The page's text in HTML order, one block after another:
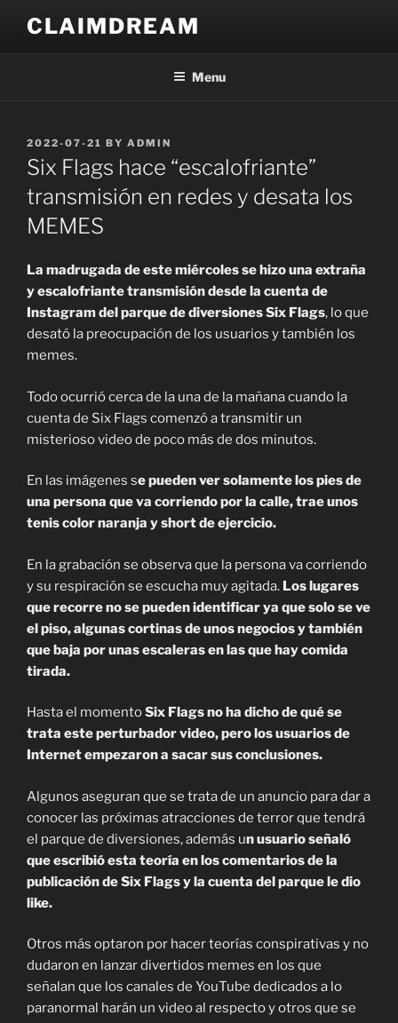
content
CLAIMDREAM
Menu
POSTED
ON
2022-07-21 BY ADMIN
Six Flags hace “escalofriante”
transmisión en redes y desata los
MEMES
La madrugada de este miércoles se hizo una extraña
y escalofriante transmisión desde la cuenta de
Instagram del parque de diversiones Six Flags, lo que
desató la preocupación de los usuarios y también los
memes.
Todo ocurrió cerca de la una de la mañana cuando la
cuenta de Six Flags comenzó a transmitir un
misterioso video de poco más de dos minutos.
En las imágenes se pueden ver solamente los pies de
una persona que va corriendo por la calle, trae unos
tenis color naranja y short de ejercicio.
En la grabación se observa que la persona va corriendo
y su respiración se escucha muy agitada. Los lugares
que recorre no se pueden identificar ya que solo se ve
el piso, algunas cortinas de unos negocios y también
que baja por unas escaleras en las que hay comida
tirada.
Hasta el momentoSix Flags no ha dicho de qué se
trata este perturbador video, pero los usuarios de
Internet empezaron a sacar sus conclusiones.
Algunos aseguran que se trata de un anuncio para dar a
conocer las próximas atracciones de terror que tendrá
el parque de diversiones, además un usuario señaló
que escribió esta teoría en los comentarios de la
publicación de Six Flags y la cuenta del parque le dio
like.
Otros más optaron por hacer teorías conspirativas y no
dudaron en lanzar divertidos memes en los que
señalan que los canales de YouTube dedicados a lo
paranormal harán un video al respecto y otros que se